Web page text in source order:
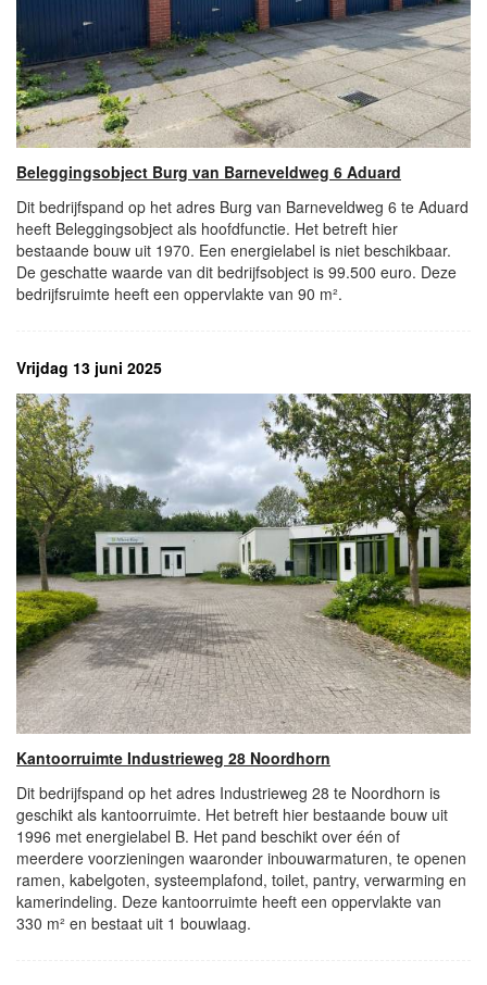
Beleggingsobject Burg van Barneveldweg 6 Aduard
Dit bedrijfspand op het adres Burg van Barneveldweg 6 te Aduard
heeft Beleggingsobject als hoofdfunctie. Het betreft hier
bestaande bouw uit 1970. Een energielabel is niet beschikbaar.
De geschatte waarde van dit bedrijfsobject is 99.500 euro. Deze
bedrijfsruimte heeft een oppervlakte van 90 m².
Vrijdag 13 juni 2025
Kantoorruimte Industrieweg 28 Noordhorn
Dit bedrijfspand op het adres Industrieweg 28 te Noordhorn is
geschikt als kantoorruimte. Het betreft hier bestaande bouw uit
1996 met energielabel B. Het pand beschikt over één of
meerdere voorzieningen waaronder inbouwarmaturen, te openen
ramen, kabelgoten, systeemplafond, toilet, pantry, verwarming en
kamerindeling. Deze kantoorruimte heeft een oppervlakte van
330 m² en bestaat uit 1 bouwlaag.